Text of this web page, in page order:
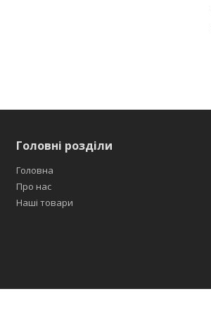
Головні розділи
Головна
Про нас
Наші товари